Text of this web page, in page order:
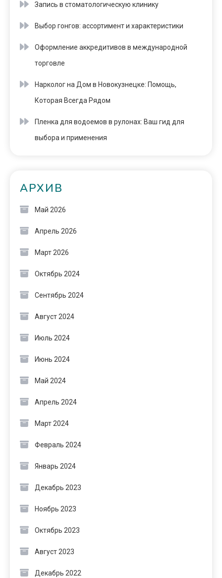
Запись в стоматологическую клинику
Выбор гонгов: ассортимент и характеристики
Оформление аккредитивов в международной
торговле
Нарколог на Дом в Новокузнецке: Помощь,
Которая Всегда Рядом
Пленка для водоемов в рулонах: Ваш гид для
выбора и применения
АРХИВ
Май 2026
Апрель 2026
Март 2026
Октябрь 2024
Сентябрь 2024
Август 2024
Июль 2024
Июнь 2024
Май 2024
Апрель 2024
Март 2024
Февраль 2024
Январь 2024
Декабрь 2023
Ноябрь 2023
Октябрь 2023
Август 2023
Декабрь 2022